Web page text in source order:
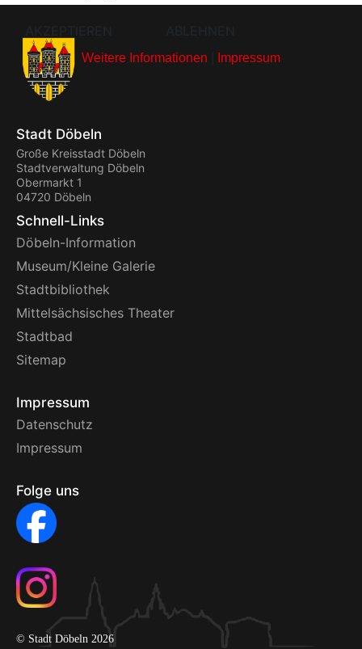
Stadt Döbeln
Große Kreisstadt Döbeln
Stadtverwaltung Döbeln
Obermarkt 1
04720 Döbeln
Schnell-Links
Döbeln-Information
Museum/Kleine Galerie
Stadtbibliothek
Mittelsächsisches Theater
Stadtbad
Sitemap
Impressum
Datenschutz
Impressum
Folge uns
© Stadt Döbeln 2026
Weitere Informationen Impressum